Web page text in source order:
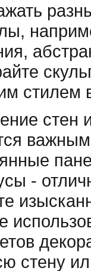
стилем
стен
-
стену